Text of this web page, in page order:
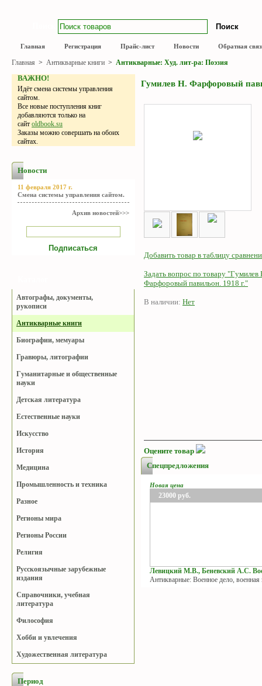
Главная Регистрация Прайс-лист Новости Обратная
Главная > Антикварные книги > Антикварные: Худ. лит-ра: Поэзия
ВАЖНО!
Идёт смена системы управления
сайтом.
Все новые поступления книг
добавляются только на
сайт oldbook.su
Заказы можно совершать на обоих
сайтах.
Новости
11 февраля 2017 г.
Смена системы управления сайтом.
Архив новостей>>>
Автографы, документы,
рукописи
Антикварные книги
Биографии, мемуары
Гравюры, литографии
Гуманитарные и общественные
науки
Детская литература
Естественные науки
Искусство
История
Медицина
Промышленность и техника
Разное
Регионы мира
Регионы России
Религия
Русскоязычные зарубежные
издания
Справочники, учебная
литература
Философия
Хобби и увлечения
Художественная литература
Период
Гумилев Н. Фарфоровый
Добавить товар в таблицу
Задать вопрос по товару "Гумилев
Фарфоровый павильон. 1918 г."
В наличии: Нет
Оцените товар
Спецпредложения
Новая цена
23000 руб.
Левицкий М.В., Беневский А.С.
Антикварные: Военное дело, военная